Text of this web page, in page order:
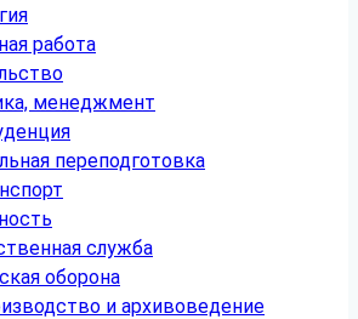
работа
менеджмент
переподготовка
служба
оборона
и архивоведение